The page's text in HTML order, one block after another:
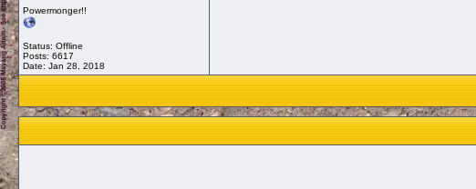
Powermonger!!
Status: Offline
Posts: 6617
Date: Jan 28, 2018